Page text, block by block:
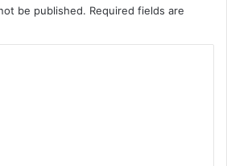
be published. Required fields are